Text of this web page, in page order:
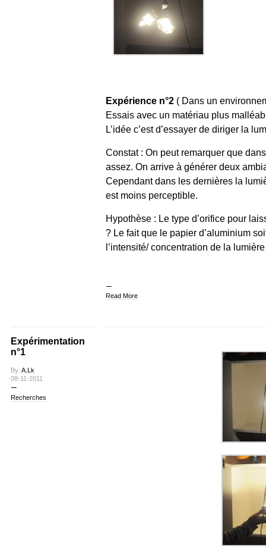
Expérience n°2( Dans un
Essais avec un matériau plus
L’idée c’est d’essayer de diriger la
Constat : On peut remarquer que
assez. On arrive à générer deux
Cependant dans les dernières la
est moins perceptible.
Hypothèse : Le type d’orifice pour
? Le fait que le papier d’aluminium
l’intensité/ concentration de la
Read More
Expérimentation
n°1
By: A.Lk
08-11-2011
Recherches